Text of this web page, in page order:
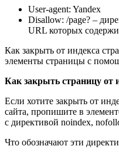
User-agent: Yandex
Disallow: /page? –
URL которых
Как закрыть от индекса
элементы страницы с
Как закрыть страницу от
Если хотите закрыть от
сайта, пропишите в
с директивой noindex,
Что обозначают эти